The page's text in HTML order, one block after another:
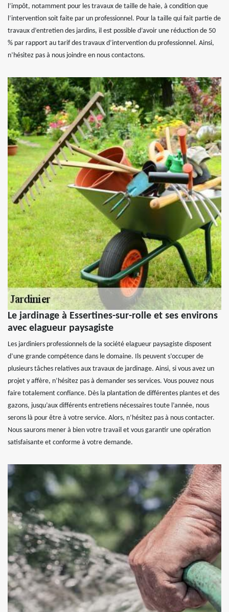
l’impôt, notamment pour les travaux de taille de haie, à condition que
l’intervention soit faite par un professionnel. Pour la taille qui fait partie de
travaux d’entretien des jardins, il est possible d’avoir une réduction de 50
% par rapport au tarif des travaux d’intervention du professionnel. Ainsi,
n’hésitez pas à nous joindre en nous contactons.
Le jardinage à Essertines-sur-rolle et ses environs
avec elagueur paysagiste
Les jardiniers professionnels de la société elagueur paysagiste disposent
d’une grande compétence dans le domaine. Ils peuvent s’occuper de
plusieurs tâches relatives aux travaux de jardinage. Ainsi, si vous avez un
projet y affère, n’hésitez pas à demander ses services. Vous pouvez nous
faire totalement confiance. Dès la plantation de différentes plantes et des
gazons, jusqu’aux différents entretiens nécessaires toute l’année, nous
serons là pour être à votre service. Alors, n’hésitez pas à nous contacter.
Nous saurons mener à bien votre travail et vous garantir une opération
satisfaisante et conforme à votre demande.